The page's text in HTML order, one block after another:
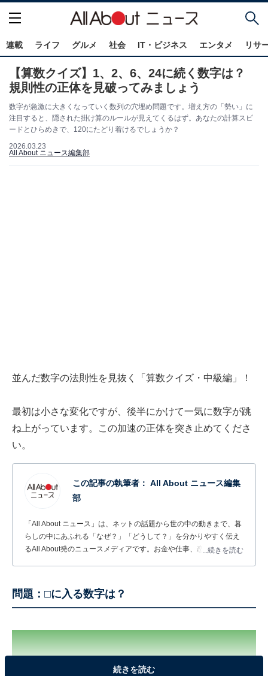
連載 ライフ グルメ 社会 IT・ビジネス エンタメ リサ
【算数クイズ】1、2、6、24に続く数字は？
規則性の正体を見破ってみましょう
数字が急激に大きくなっていく数列の穴埋め問題です。増え方の「勢い」に
注目すると、隠された掛け算のルールが見えてくるはず。あなたの計算スピ
ードとひらめきで、120にたどり着けるでしょうか？
2026.03.23
All About ニュース編集部
並んだ数字の法則性を見抜く「算数クイズ・中級編」！
最初は小さな変化ですが、後半にかけて一気に数字が跳
ね上がっています。この加速の正体を突き止めてくださ
い。
この記事の執筆者： All About ニュース編集
部
「All About ニュース」は、ネットの話題から世の中の動きまで、暮
らしの中にあふれる「なぜ？」「どうして？」を分かりやすく伝え
るAll About発のニュースメディアです。お金や仕事、恋愛、ITに関
...続きを読む
問題：□に入る数字は？
続きを読む